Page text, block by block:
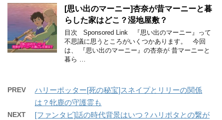
[思い出のマーニー]杏奈が昔マーニーと暮
らした家はどこ？湿地屋敷？
目次 Sponsored Link 『思い出のマーニー』って
不思議に思うところがいくつかあります。 今回
は、 『思い出のマーニー』の杏奈が 昔マーニーと
暮ら …
PREV
ハリーポッター[死の秘宝]スネイプとリリーの関係
は？牝鹿の守護霊も
NEXT [ファンタビ]話の時代背景はいつ？ハリポタとの繋が